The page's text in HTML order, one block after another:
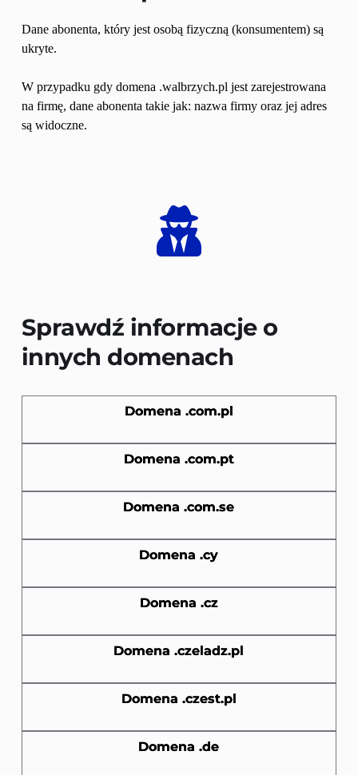
Dane abonenta, który jest osobą fizyczną (konsumentem) są
ukryte.
W przypadku gdy domena .walbrzych.pl jest zarejestrowana
na firmę, dane abonenta takie jak: nazwa firmy oraz jej adres
są widoczne.
Sprawdź informacje o
innych domenach
Domena .com.pl
Domena .com.pt
Domena .com.se
Domena .cy
Domena .cz
Domena .czeladz.pl
Domena .czest.pl
Domena .de